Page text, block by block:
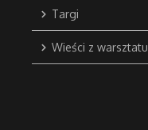
Targi
Wieści z warsztatu